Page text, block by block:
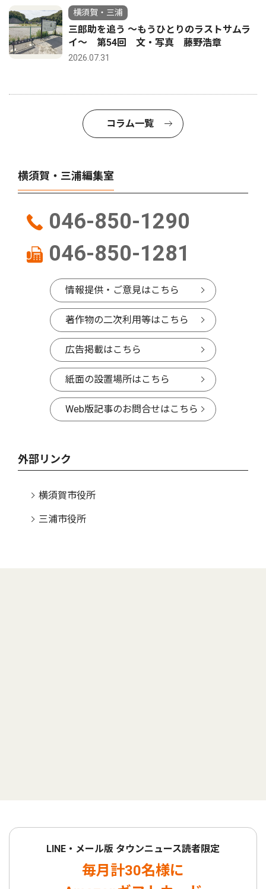
横須賀・三浦
三郎助を追う 〜もうひとりのラストサムラ
イ〜 第54回 文・写真 藤野浩章
2026.07.31
コラム一覧
横須賀・三浦編集室
046-850-1290
046-850-1281
情報提供・ご意見はこちら
著作物の二次利用等はこちら
広告掲載はこちら
紙面の設置場所はこちら
Web版記事のお問合せはこちら
外部リンク
横須賀市役所
三浦市役所
LINE・メール版 タウンニュース読者限定
毎月計30名様に